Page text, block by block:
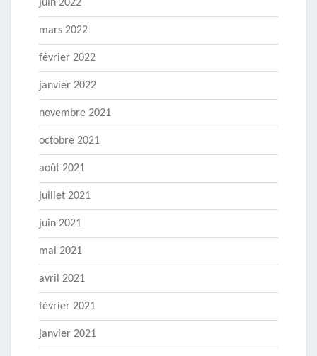
juin 2022
mars 2022
février 2022
janvier 2022
novembre 2021
octobre 2021
août 2021
juillet 2021
juin 2021
mai 2021
avril 2021
février 2021
janvier 2021